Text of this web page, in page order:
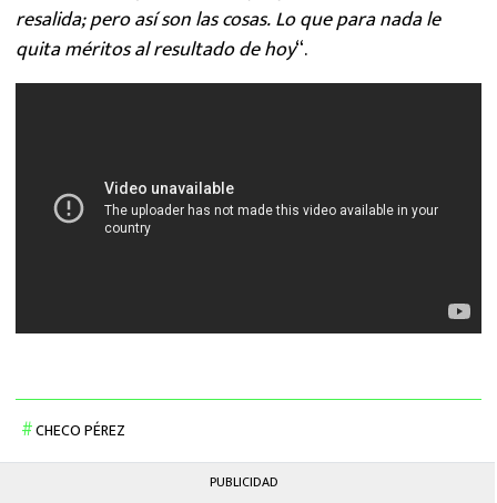
resalida; pero así son las cosas. Lo que para nada le
quita méritos al resultado de hoy“.
CHECO PÉREZ
PUBLICIDAD